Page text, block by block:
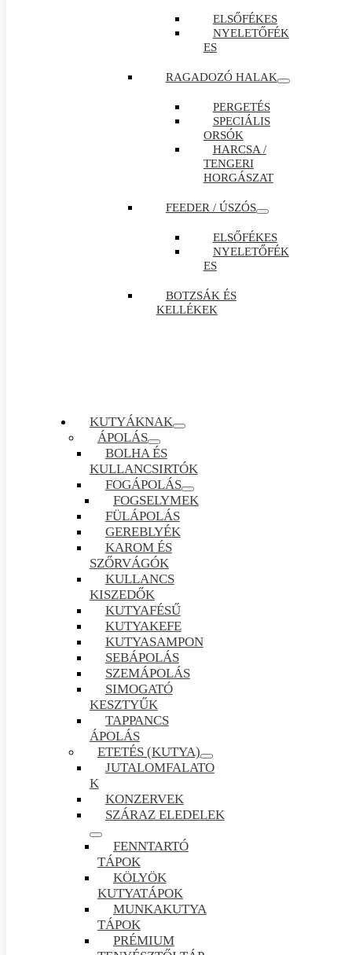
ELSŐFÉKES
NYELETŐFÉK
ES
RAGADOZÓ HALAK
PERGETÉS
SPECIÁLIS
ORSÓK
HARCSA /
TENGERI
HORGÁSZAT
FEEDER / ÚSZÓS
ELSŐFÉKES
NYELETŐFÉK
ES
BOTZSÁK ÉS
KELLÉKEK
KUTYÁKNAK
ÁPOLÁS
BOLHA ÉS
KULLANCSIRTÓK
FOGÁPOLÁS
FOGSELYMEK
FÜLÁPOLÁS
GEREBLYÉK
KAROM ÉS
SZŐRVÁGÓK
KULLANCS
KISZEDŐK
KUTYAFÉSŰ
KUTYAKEFE
KUTYASAMPON
SEBÁPOLÁS
SZEMÁPOLÁS
SIMOGATÓ
KESZTYŰK
TAPPANCS
ÁPOLÁS
ETETÉS (KUTYA)
JUTALOMFALATO
K
KONZERVEK
SZÁRAZ ELEDELEK
FENNTARTÓ
TÁPOK
KÖLYÖK
KUTYATÁPOK
MUNKAKUTYA
TÁPOK
PRÉMIUM